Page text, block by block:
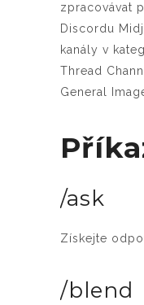
zpracovávat
Discordu
kanály v
Thread
General
/ask
Získejte
/blend